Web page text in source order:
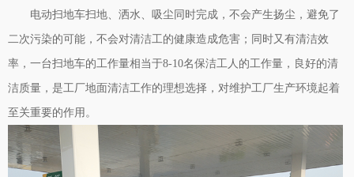
电动扫地车扫地、洒水、吸尘同时完成，不会产生扬尘，避免了
二次污染的可能，不会对清洁工的健康造成危害；同时又有清洁效
率，一台扫地车的工作量相当于8-10名保洁工人的工作量，良好的清
洁质量，是工厂地面清洁工作的理想选择，对维护工厂生产环境起着
至关重要的作用。